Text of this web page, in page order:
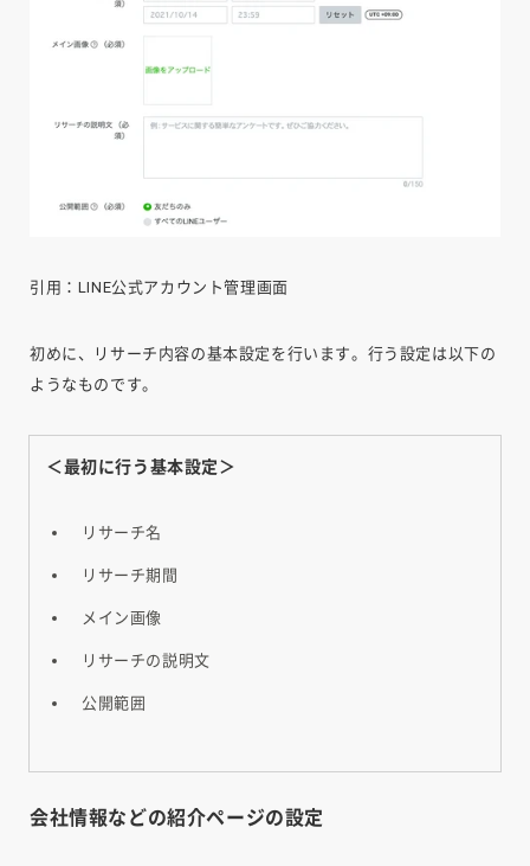
引用：LINE公式アカウント管理画面
初めに、リサーチ内容の基本設定を行います。行う設定は以下の
ようなものです。
＜最初に行う基本設定＞
リサーチ名
リサーチ期間
メイン画像
リサーチの説明文
公開範囲
会社情報などの紹介ページの設定